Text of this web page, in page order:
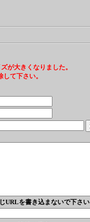
が大きくなりました。
て下さい。
URLを書き込まないで下さい